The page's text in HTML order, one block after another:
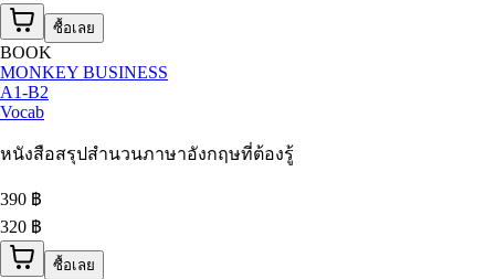
ซื้อเลย
BOOK
MONKEY BUSINESS
A1-B2
Vocab
หนังสือสรุปสำนวนภาษาอังกฤษที่ต้องรู้
390 ฿
320 ฿
ซื้อเลย